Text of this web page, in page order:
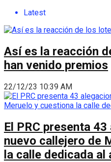
Latest
Así es la reacción
han venido premios
22/12/23 10:39 AM
El PRC presenta
nuevo callejero de
la calle dedicada al